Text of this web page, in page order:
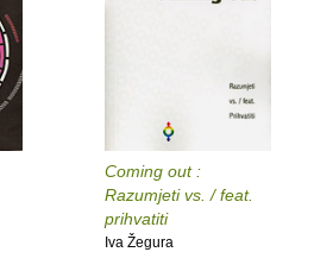
Coming out :
Razumjeti vs. / feat.
prihvatiti
Iva Žegura